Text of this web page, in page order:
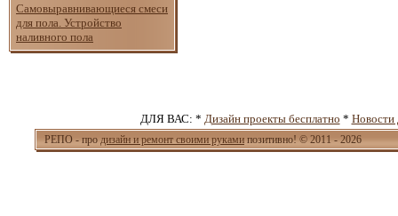
Самовыравнивающиеся смеси
для пола. Устройство
наливного пола
ДЛЯ ВАС: * Дизайн проекты бесплатно * Новости
РЕПО - про дизайн и ремонт своими руками позитивно! © 2011 - 2026